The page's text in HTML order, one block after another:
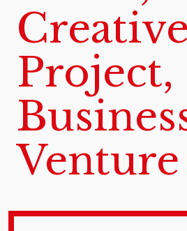
Creative
Venture